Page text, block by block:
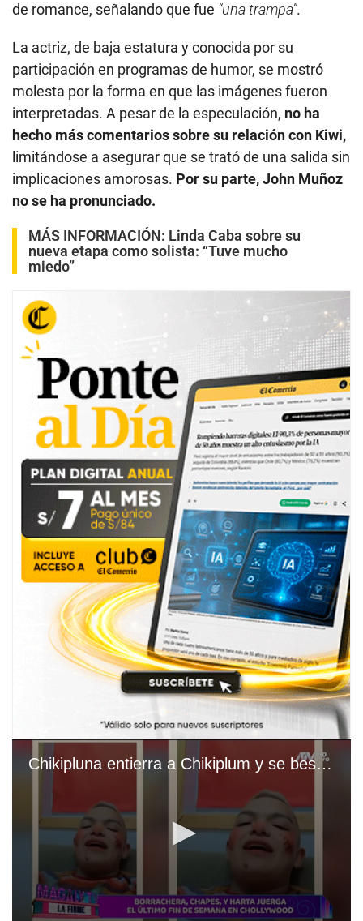
de romance, señalando que fue “una trampa”.
La actriz, de baja estatura y conocida por su
participación en programas de humor, se mostró
molesta por la forma en que las imágenes fueron
interpretadas. A pesar de la especulación, no ha
hecho más comentarios sobre su relación con Kiwi,
limitándose a asegurar que se trató de una salida sin
implicaciones amorosas. Por su parte, John Muñoz
no se ha pronunciado.
MÁS INFORMACIÓN: Linda Caba sobre su
nueva etapa como solista: “Tuve mucho
miedo”
Chikipluna entierra a Chikiplum y se besa con nuevo galán, Kiwi